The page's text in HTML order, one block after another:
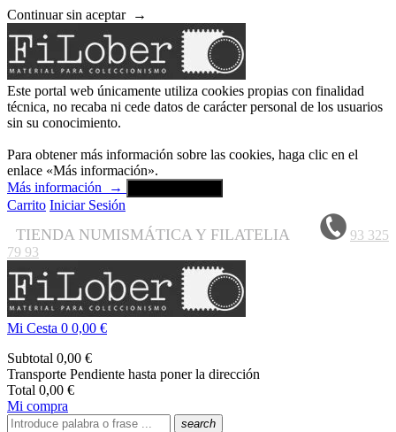
Continuar sin aceptar →
Este portal web únicamente utiliza cookies propias con finalidad
técnica, no recaba ni cede datos de carácter personal de los usuarios
sin su conocimiento.
Para obtener más información sobre las cookies, haga clic en el
enlace «Más información».
Más información
→
Carrito Iniciar Sesión
TIENDA NUMISMÁTICA Y FILATELIA
93 325
79 93
Mi Cesta 0 0,00 €
Subtotal 0,00 €
Transporte Pendiente hasta poner la dirección
Total 0,00 €
Mi compra
search